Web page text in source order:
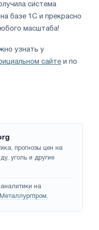
система
базе 1С и прекрасно
масштаба!
узнать у
сайте и по
прогнозы цен на
уголь и другие
на
.